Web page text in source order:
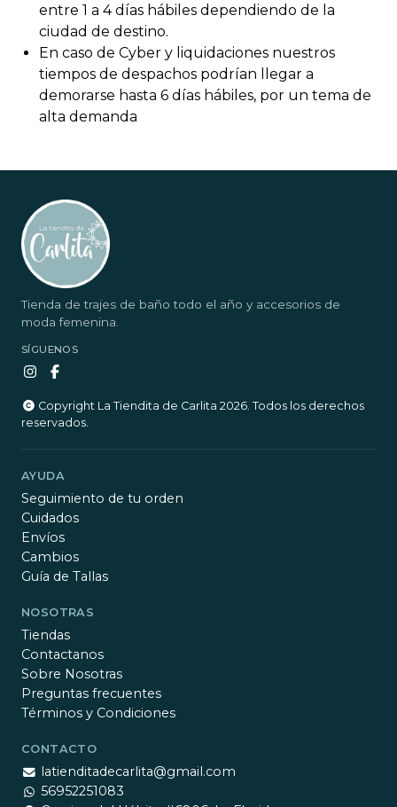
entre 1 a 4 días hábiles dependiendo de la
ciudad de destino.
En caso de Cyber y liquidaciones nuestros
tiempos de despachos podrían llegar a
demorarse hasta 6 días hábiles, por un tema de
alta demanda
Tienda de trajes de baño todo el año y accesorios de
moda femenina.
SÍGUENOS
Copyright La Tiendita de Carlita 2026. Todos los derechos
reservados.
AYUDA
Seguimiento de tu orden
Cuidados
Envíos
Cambios
Guía de Tallas
NOSOTRAS
Tiendas
Contactanos
Sobre Nosotras
Preguntas frecuentes
Términos y Condiciones
CONTACTO
latienditadecarlita@gmail.com
56952251083